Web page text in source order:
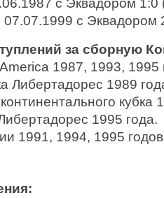
с Эквадором 1:0
с Эквадором
за сборную
1987, 1993, 1995
Либертадорес 1989
кубка
1995 года.
1991, 1994, 1995